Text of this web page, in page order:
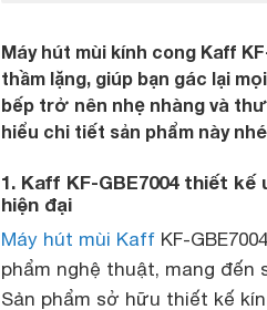
Máy hút mùi kính cong Kaff
thầm lặng, giúp bạn gác lại
bếp trở nên nhẹ nhàng và
hiểu chi tiết sản phẩm này
1. Kaff KF-GBE7004 thiết
hiện đại
Máy hút mùi Kaff KF-
phẩm nghệ thuật, mang đến
Sản phẩm sở hữu thiết kế